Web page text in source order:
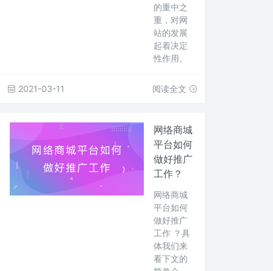
的重中之
重，对网
站的发展
起着决定
性作用。
2021-03-11 阅读全文
网络商城
平台如何
做好推广
工作？
网络商城
平台如何
做好推广
工作 ？具
体我们来
看下文的